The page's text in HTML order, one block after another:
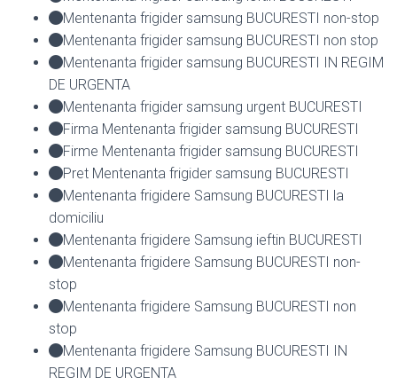
Mentenanta frigider samsung BUCURESTI non-stop
Mentenanta frigider samsung BUCURESTI non stop
Mentenanta frigider samsung BUCURESTI IN REGIM
DE URGENTA
Mentenanta frigider samsung urgent BUCURESTI
Firma Mentenanta frigider samsung BUCURESTI
Firme Mentenanta frigider samsung BUCURESTI
Pret Mentenanta frigider samsung BUCURESTI
Mentenanta frigidere Samsung BUCURESTI la
domiciliu
Mentenanta frigidere Samsung ieftin BUCURESTI
Mentenanta frigidere Samsung BUCURESTI non-
stop
Mentenanta frigidere Samsung BUCURESTI non
stop
Mentenanta frigidere Samsung BUCURESTI IN
REGIM DE URGENTA